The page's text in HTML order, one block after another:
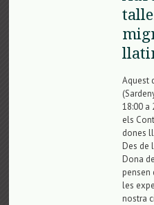
Aquest
18:00 a
els
dones
Des de
Dona
pensen
les
nostra